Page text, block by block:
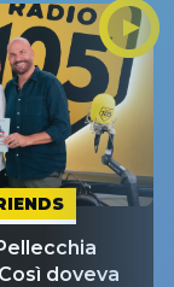
doveva